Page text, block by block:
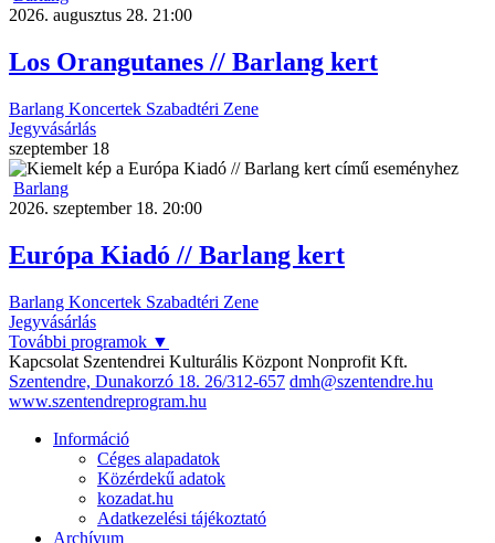
2026. augusztus 28. 21:00
Los Orangutanes // Barlang kert
Barlang Koncertek Szabadtéri Zene
Jegyvásárlás
szeptember 18
Barlang
2026. szeptember 18. 20:00
Európa Kiadó // Barlang kert
Barlang Koncertek Szabadtéri Zene
Jegyvásárlás
További programok ▼
Kapcsolat Szentendrei Kulturális Központ Nonprofit Kft.
Szentendre, Dunakorzó 18. 26/312-657 dmh@szentendre.hu
www.szentendreprogram.hu
Információ
Céges alapadatok
Közérdekű adatok
kozadat.hu
Adatkezelési tájékoztató
Archívum